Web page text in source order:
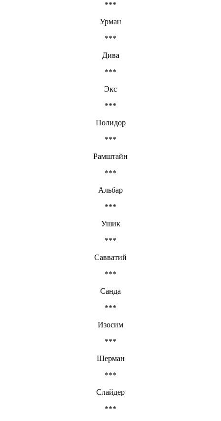
***
Урман
***
Дива
***
Экс
***
Полидор
***
Рамштайн
***
Альбар
***
Ушик
***
Савватий
***
Санда
***
Изосим
***
Шерман
***
Слайдер
***